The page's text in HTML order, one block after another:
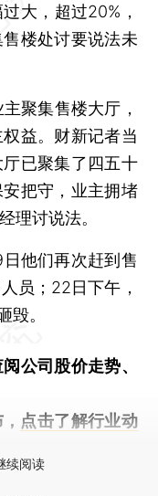
大，超过20%，
楼处讨要说法未
聚集售楼大厅，
益。财新记者当
已聚集了四五十
把守，业主拥堵
理讨说法。
他们再次赶到售
员；22日下午，
毁。
公司股价走势、
点击了解行业动
续阅读